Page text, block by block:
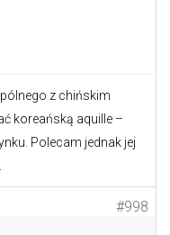
z chińskim
koreańską aquille –
Polecam jednak jej
#998